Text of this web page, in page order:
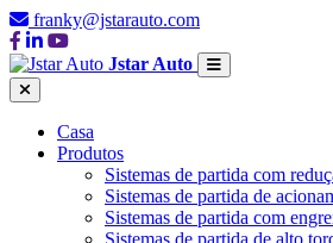
franky@jstarauto.com
Jstar Auto
Casa
Produtos
Sistemas de partida com
Sistemas de partida de
Sistemas de partida com
Sistemas de partida de alto